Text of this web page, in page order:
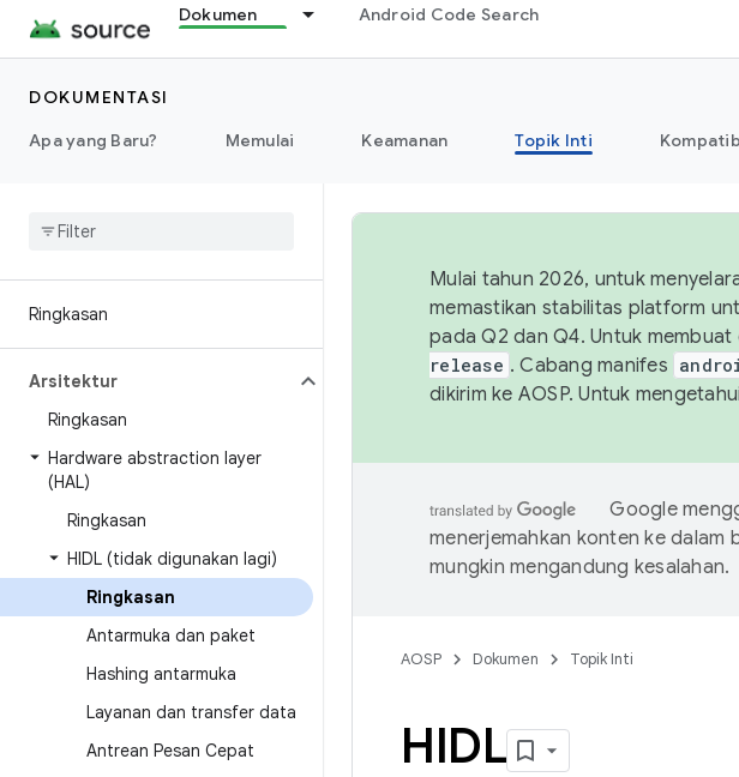
Dokumen Android Code Search
DOKUMENTASI
Apa yang Baru?
Memulai Keamanan Topik Inti
Ringkasan
Arsitektur
Ringkasan
Hardware abstraction layer
(HAL)
Ringkasan
HIDL (tidak digunakan lagi)
Ringkasan
Antarmuka dan paket
Hashing antarmuka
Layanan dan transfer data
Antrean Pesan Cepat
Mulai tahun 2026, untuk
memastikan stabilitas platform
pada Q2 dan Q4. Untuk
release . Cabang manifes
dikirim ke AOSP. Untuk
Google
menerjemahkan konten ke dalam
mungkin mengandung kesalahan.
AOSP Dokumen Topik Inti
HIDL